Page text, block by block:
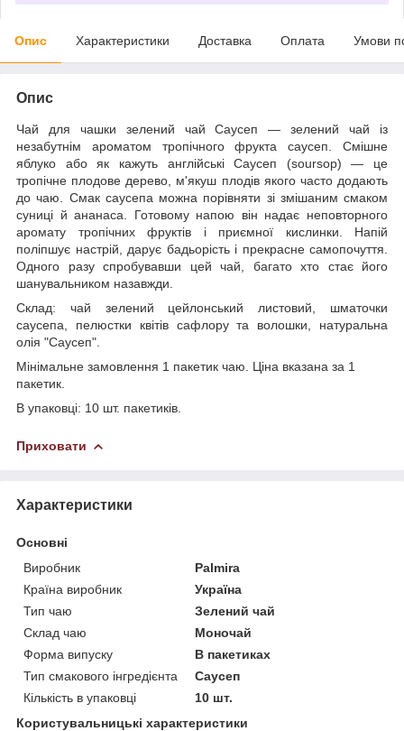
Опис Характеристики Доставка Оплата Умови
Опис
Чай для чашки зелений чай Саусеп — зелений чай із
незабутнім ароматом тропічного фрукта саусеп. Смішне
яблуко або як кажуть англійські Саусеп (soursop) — це
тропічне плодове дерево, м'якуш плодів якого часто додають
до чаю. Смак саусепа можна порівняти зі змішаним смаком
суниці й ананаса. Готовому напою він надає неповторного
аромату тропічних фруктів і приємної кислинки. Напій
поліпшує настрій, дарує бадьорість і прекрасне самопочуття.
Одного разу спробувавши цей чай, багато хто стає його
шанувальником назавжди.
Склад: чай зелений цейлонський листовий, шматочки
саусепа, пелюстки квітів сафлору та волошки, натуральна
олія "Саусеп".
Мінімальне замовлення 1 пакетик чаю. Ціна вказана за 1
пакетик.
В упаковці: 10 шт. пакетиків.
Приховати
Характеристики
Основні
Виробник
Palmira
Країна виробник
Україна
Тип чаю
Зелений чай
Склад чаю
Моночай
Форма випуску
В пакетиках
Тип смакового інгредієнта
Саусеп
Кількість в упаковці
10 шт.
Користувальницькі характеристики